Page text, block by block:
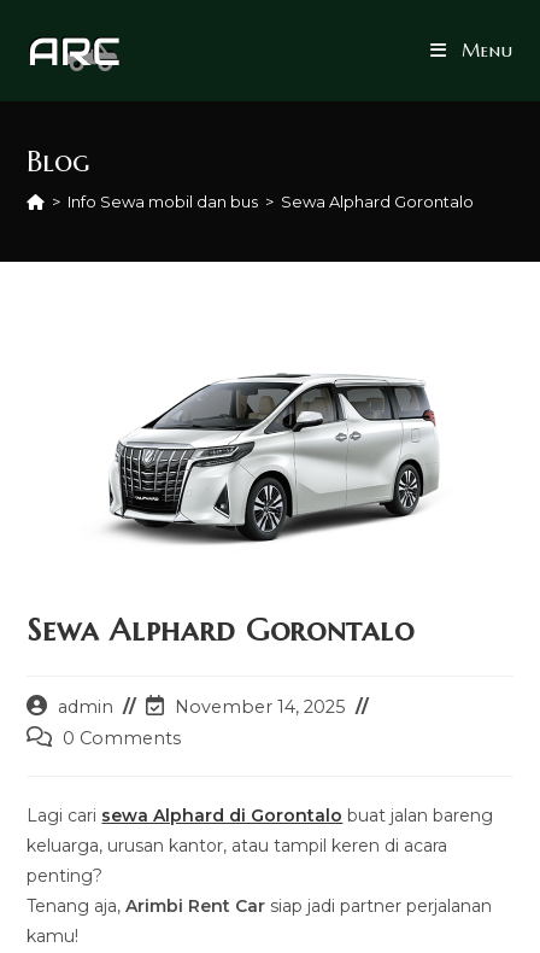
Menu
Blog
> Info Sewa mobil dan bus > Sewa Alphard Gorontalo
Sewa Alphard Gorontalo
Post
author:
admin
Post
last
November 14, 2025
Post0 Comments
Lagi cari sewa Alphard di Gorontalo buat jalan bareng
keluarga, urusan kantor, atau tampil keren di acara
penting?
Tenang aja,Arimbi Rent Car siap jadi partner perjalanan
kamu!